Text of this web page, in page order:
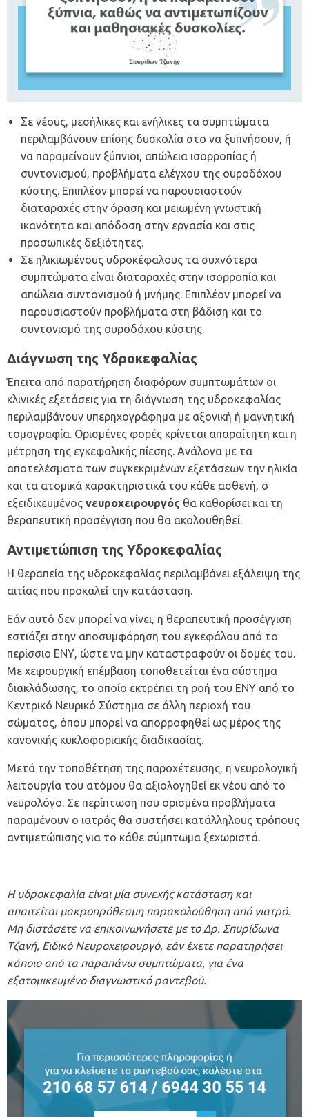
Σε νέους, μεσήλικες και ενήλικες τα συμπτώματα
περιλαμβάνουν επίσης δυσκολία στο να ξυπνήσουν, ή
να παραμείνουν ξύπνιοι, απώλεια ισορροπίας ή
συντονισμού, προβλήματα ελέγχου της ουροδόχου
κύστης. Επιπλέον μπορεί να παρουσιαστούν
διαταραχές στην όραση και μειωμένη γνωστική
ικανότητα και απόδοση στην εργασία και στις
προσωπικές δεξιότητες.
Σε ηλικιωμένους υδροκέφαλους τα συχνότερα
συμπτώματα είναι διαταραχές στην ισορροπία και
απώλεια συντονισμού ή μνήμης. Επιπλέον μπορεί να
παρουσιαστούν προβλήματα στη βάδιση και το
συντονισμό της ουροδόχου κύστης.
Διάγνωση της Υδροκεφαλίας
Έπειτα από παρατήρηση διαφόρων συμπτωμάτων οι
κλινικές εξετάσεις για τη διάγνωση της υδροκεφαλίας
περιλαμβάνουν υπερηχογράφημα με αξονική ή μαγνητική
τομογραφία. Ορισμένες φορές κρίνεται απαραίτητη και η
μέτρηση της εγκεφαλικής πίεσης. Ανάλογα με τα
αποτελέσματα των συγκεκριμένων εξετάσεων την ηλικία
και τα ατομικά χαρακτηριστικά του κάθε ασθενή, ο
εξειδικευμένος νευροχειρουργός θα καθορίσει και τη
θεραπευτική προσέγγιση που θα ακολουθηθεί.
Αντιμετώπιση της Υδροκεφαλίας
Η θεραπεία της υδροκεφαλίας περιλαμβάνει εξάλειψη της
αιτίας που προκαλεί την κατάσταση.
Εάν αυτό δεν μπορεί να γίνει, η θεραπευτική προσέγγιση
εστιάζει στην αποσυμφόρηση του εγκεφάλου από το
περίσσιο ΕΝΥ, ώστε να μην καταστραφούν οι δομές του.
Με χειρουργική επέμβαση τοποθετείται ένα σύστημα
διακλάδωσης, το οποίο εκτρέπει τη ροή του ΕΝΥ από το
Κεντρικό Νευρικό Σύστημα σε άλλη περιοχή του
σώματος, όπου μπορεί να απορροφηθεί ως μέρος της
κανονικής κυκλοφοριακής διαδικασίας.
Μετά την τοποθέτηση της παροχέτευσης, η νευρολογική
λειτουργία του ατόμου θα αξιολογηθεί εκ νέου από το
νευρολόγο. Σε περίπτωση που ορισμένα προβλήματα
παραμένουν ο ιατρός θα συστήσει κατάλληλους τρόπους
αντιμετώπισης για το κάθε σύμπτωμα ξεχωριστά.
Η υδροκεφαλία είναι μία συνεχής κατάσταση και
απαιτείται μακροπρόθεσμη παρακολούθηση από γιατρό.
Μη διστάσετε να επικοινωνήσετε με το Δρ. Σπυρίδωνα
Τζανή, Ειδικό Νευροχειρουργό, εάν έχετε παρατηρήσει
κάποιο από τα παραπάνω συμπτώματα, για ένα
εξατομικευμένο διαγνωστικό ραντεβού.